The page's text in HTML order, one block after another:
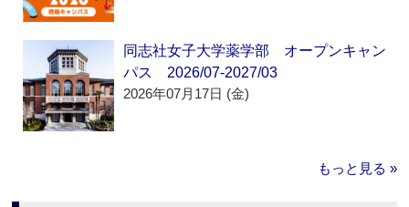
同志社女子大学薬学部 オープンキャン
パス 2026/07-2027/03
2026年07月17日 (金)
もっと見る »